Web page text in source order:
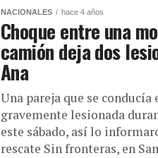
NACIONALES hace 4 años
Choque entre una
camión deja dos
Ana
Una pareja que se
gravemente lesionada
este sábado, así lo
rescate Sin fronteras, en